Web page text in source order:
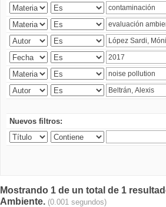
Nuevos filtros:
Mostrando 1 de un total de 1
Ambiente. (0.001 segundos)